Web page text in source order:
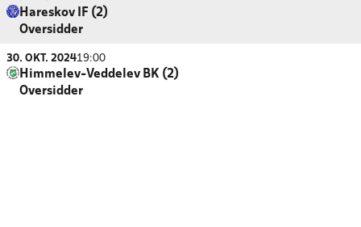
Hareskov IF (2)
Oversidder
30. OKT. 202419:00
Himmelev-Veddelev BK (2)
Oversidder